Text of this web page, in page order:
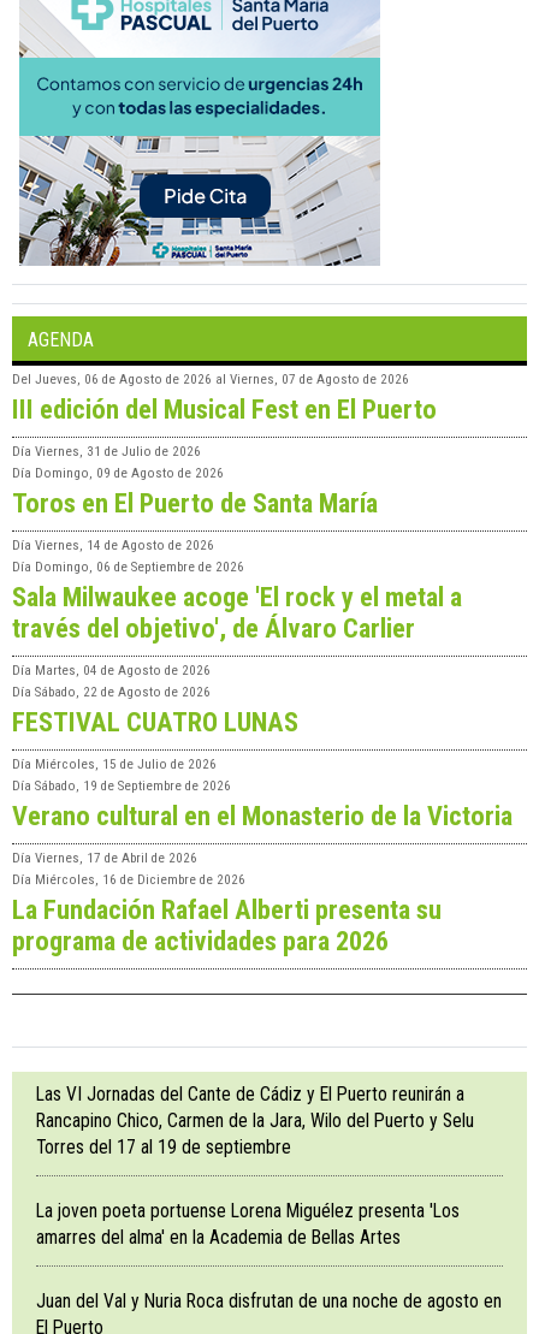
AGENDA
Del Jueves, 06 de Agosto de 2026 al Viernes, 07 de Agosto de 2026
III edición del Musical Fest en El Puerto
Día Viernes, 31 de Julio de 2026
Día Domingo, 09 de Agosto de 2026
Toros en El Puerto de Santa María
Día Viernes, 14 de Agosto de 2026
Día Domingo, 06 de Septiembre de 2026
Sala Milwaukee acoge 'El rock y el metal a
través del objetivo', de Álvaro Carlier
Día Martes, 04 de Agosto de 2026
Día Sábado, 22 de Agosto de 2026
FESTIVAL CUATRO LUNAS
Día Miércoles, 15 de Julio de 2026
Día Sábado, 19 de Septiembre de 2026
Verano cultural en el Monasterio de la Victoria
Día Viernes, 17 de Abril de 2026
Día Miércoles, 16 de Diciembre de 2026
La Fundación Rafael Alberti presenta su
programa de actividades para 2026
Las VI Jornadas del Cante de Cádiz y El Puerto reunirán a
Rancapino Chico, Carmen de la Jara, Wilo del Puerto y Selu
Torres del 17 al 19 de septiembre
La joven poeta portuense Lorena Miguélez presenta 'Los
amarres del alma' en la Academia de Bellas Artes
Juan del Val y Nuria Roca disfrutan de una noche de agosto en
El Puerto